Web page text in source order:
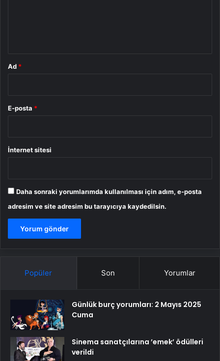
Ad *
E-posta *
İnternet sitesi
Daha sonraki yorumlarımda kullanılması için adım, e-posta
adresim ve site adresim bu tarayıcıya kaydedilsin.
Popüler Son Yorumlar
Günlük burç yorumları: 2 Mayıs 2025
Cuma
Sinema sanatçılarına ’emek’ ödülleri
verildi